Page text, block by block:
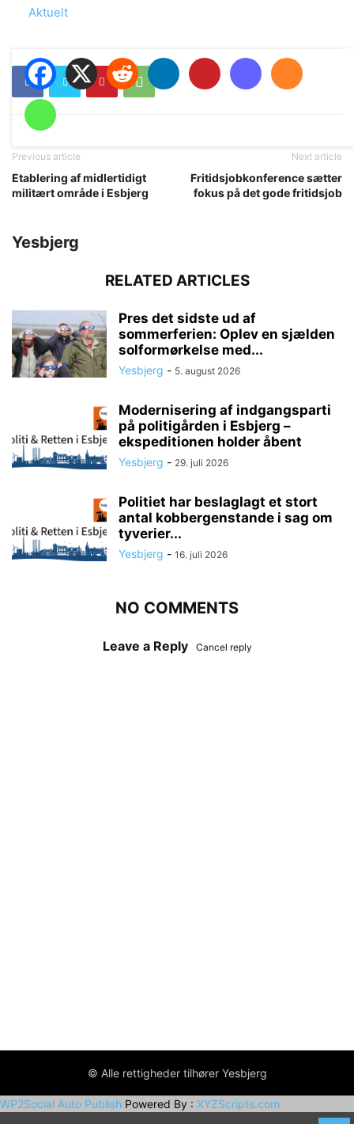
In relation to
Aktuelt
Previous article
Etablering af midlertidigt
militært område i Esbjerg
Next article
Fritidsjobkonference sætter
fokus på det gode fritidsjob
Yesbjerg
RELATED ARTICLES
Pres det sidste ud af
sommerferien: Oplev en sjælden
solformørkelse med...
Yesbjerg - 5. august 2026
Modernisering af indgangsparti
på politigården i Esbjerg –
ekspeditionen holder åbent
Yesbjerg - 29. juli 2026
Politiet har beslaglagt et stort
antal kobbergenstande i sag om
tyverier...
Yesbjerg - 16. juli 2026
NO COMMENTS
Leave a Reply Cancel reply
© Alle rettigheder tilhører Yesbjerg
WP2Social Auto Publish Powered By : XYZScripts.com